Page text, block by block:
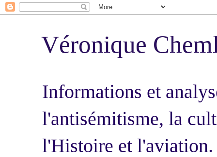
Véronique
Informations et
l'antisémitisme, la
l'Histoire et l'aviation.